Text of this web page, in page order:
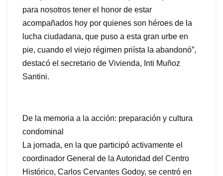
para nosotros tener el honor de estar
acompañados hoy por quienes son héroes de la
lucha ciudadana, que puso a esta gran urbe en
pie, cuando el viejo régimen priísta la abandonó”,
destacó el secretario de Vivienda, Inti Muñoz
Santini.
De la memoria a la acción: preparación y cultura
condominal
La jornada, en la que participó activamente el
coordinador General de la Autoridad del Centro
Histórico, Carlos Cervantes Godoy, se centró en